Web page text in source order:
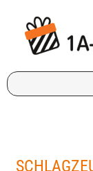
Ich
suche